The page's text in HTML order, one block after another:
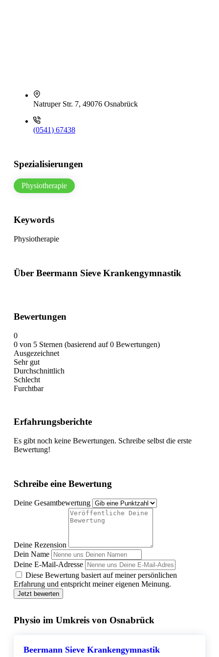
Natruper Str. 7, 49076 Osnabrück
(0541) 67438
Spezialisierungen
Physiotherapie
Keywords
Physiotherapie
Über Beermann Sieve Krankengymnastik
Bewertungen
0
0 von 5 Sternen (basierend auf 0 Bewertungen)
Ausgezeichnet
Sehr gut
Durchschnittlich
Schlecht
Furchtbar
Erfahrungsberichte
Es gibt noch keine Bewertungen. Schreibe selbst die erste
Bewertung!
Schreibe eine Bewertung
Deine Gesamtbewertung
Deine Rezension
Dein Name
Deine E-Mail-Adresse
Diese Bewertung basiert auf meiner persönlichen
Erfahrung und entspricht meiner eigenen Meinung.
Jetzt bewerten
Physio im Umkreis von Osnabrück
Beermann Sieve Krankengymnastik